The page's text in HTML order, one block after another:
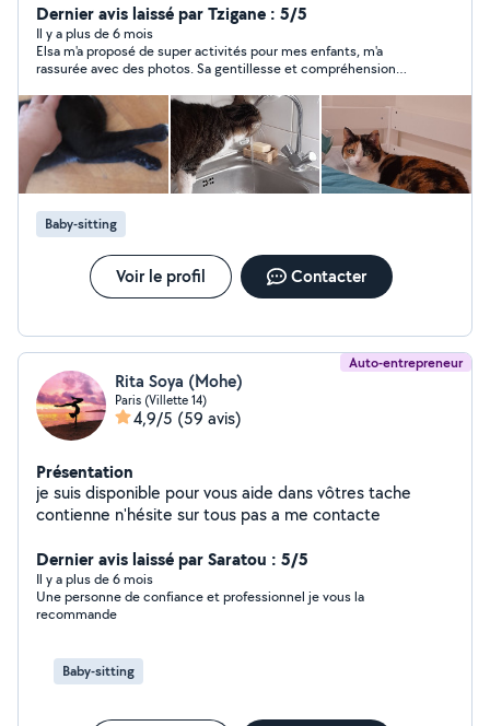
l'expérience avec les enfants ; Gardes d'enfants
régulières ou occasionnelles avec plaisir ! À titre
personnel j'aime beaucoup les animaux, j'ai un chat; Je
suis disponible uniquement pour visiter votre animal, car
notre Miss a du mal à partager son espace ;-) Je suis
non-fumeuse, brevet de secourisme passé tous les 5
ans, formation DAE. Attention :Je ne suis plus abonnée
premier, je ne peux donc pas vous répondre si vous
Dernier avis laissé par Tzigane : 5/5
Il y a plus de 6 mois
Elsa m'a proposé de super activités pour mes enfants, m'a
rassurée avec des photos. Sa gentillesse et compréhension
merci Elsa et à bientôt!
Baby-sitting
Voir le profil Contacter
Auto-entrepreneur
Rita Soya (Mohe)
Paris (Villette 14)
4,9/5 (59 avis)
Présentation
je suis disponible pour vous aide dans vôtres tache
contienne n'hésite sur tous pas a me contacte
Dernier avis laissé par Saratou : 5/5
Il y a plus de 6 mois
Une personne de confiance et professionnel je vous la
recommande
Baby-sitting